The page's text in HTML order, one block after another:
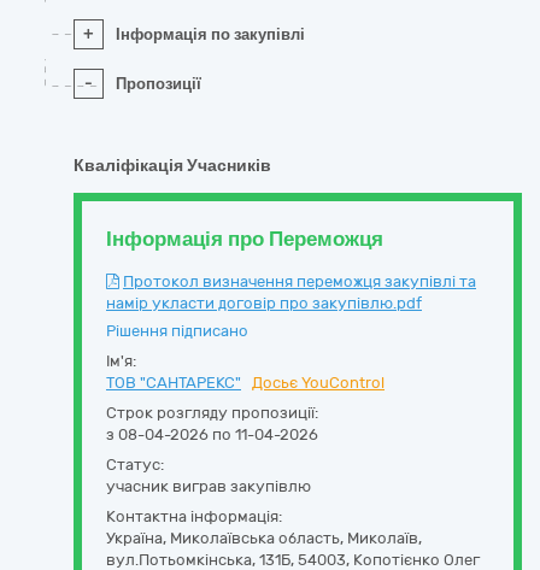
+ Інформація по закупівлі
- Пропозиції
Кваліфікація Учасників
Інформація про Переможця
Протокол визначення переможця закупівлі та
намір укласти договір про закупівлю.pdf
Рішення підписано
Ім'я:
ТОВ "САНТАРЕКС"
Досьє YouControl
Строк розгляду пропозиції:
з 08-04-2026 по 11-04-2026
Статус:
учасник виграв закупівлю
Контактна інформація:
Україна, Миколаївська область, Миколаїв,
вул.Потьомкінська, 131Б, 54003, Копотієнко Олег